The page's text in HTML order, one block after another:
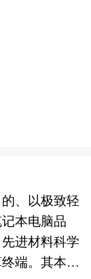
大量资料。
，是企业进
资料，同时
分析、投资
十五五"时
算智融
沿方向将重
互联网、车
、时延、
高性能、智
关键技术加
进、自治
光通信设备
深度融合催
亚太、中
的多元竞合
风控 + 营销
场下沉、跨
，行业面临
强化、算法
等挑战，正
转向价值深
系健全、开
层面，AI
赋能，推动
，数字人民
形成互补共
示等场景的
件交叉领
性强。 当
技术升级、
行业已形成
销售 - 内容
补充的多元
、性价比与
投影领域占
透。技术层
尤其是三色
、以极致轻
本电脑品
进材料科学
端。其本质